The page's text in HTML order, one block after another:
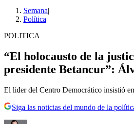
Semana|
Política
POLITICA
“El holocausto de la
presidente Betancur”:
El líder del Centro Democrático insistió
Siga las noticias del mundo de la